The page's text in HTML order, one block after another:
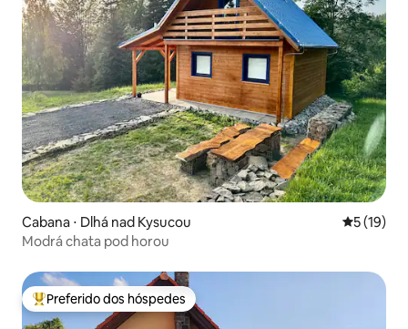
Cabana ⋅ Dlhá nad Kysucou 5 de uma
5 (19)
Modrá chata pod horou
Entre os melhores preferidos dos hóspedes
Preferido dos hóspedes